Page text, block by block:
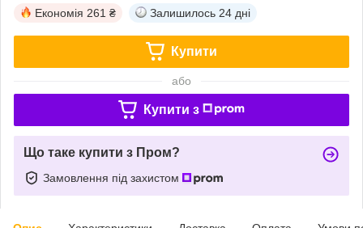
Економія 261 ₴ Залишилось 24 дні
Купити
або
Купити з
Що таке купити з Пром?
Замовлення під захистом